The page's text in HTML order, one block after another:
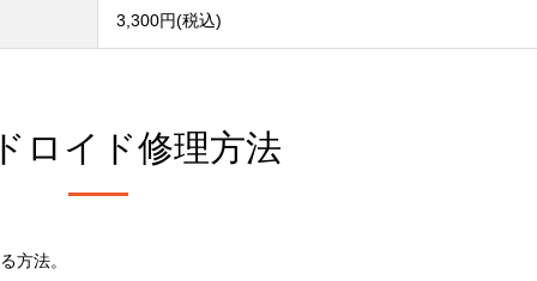
3,300円(税込)
ロイド修理方法
方法。